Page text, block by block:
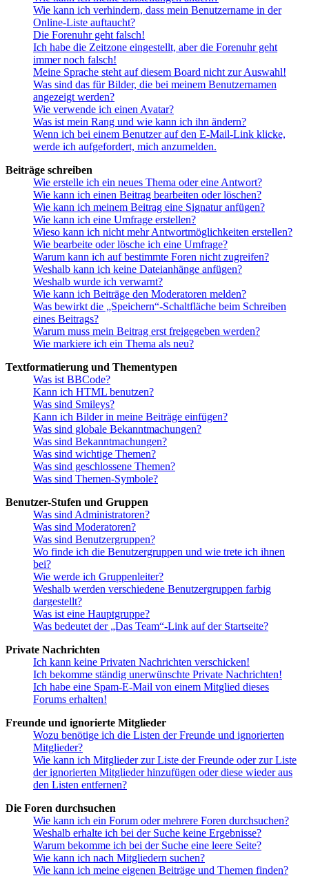
Wie kann ich verhindern, dass mein Benutzername in der
Online-Liste auftaucht?
Die Forenuhr geht falsch!
Ich habe die Zeitzone eingestellt, aber die Forenuhr geht
immer noch falsch!
Meine Sprache steht auf diesem Board nicht zur Auswahl!
Was sind das für Bilder, die bei meinem Benutzernamen
angezeigt werden?
Wie verwende ich einen Avatar?
Was ist mein Rang und wie kann ich ihn ändern?
Wenn ich bei einem Benutzer auf den E-Mail-Link klicke,
werde ich aufgefordert, mich anzumelden.
Beiträge schreiben
Wie erstelle ich ein neues Thema oder eine Antwort?
Wie kann ich einen Beitrag bearbeiten oder löschen?
Wie kann ich meinem Beitrag eine Signatur anfügen?
Wie kann ich eine Umfrage erstellen?
Wieso kann ich nicht mehr Antwortmöglichkeiten erstellen?
Wie bearbeite oder lösche ich eine Umfrage?
Warum kann ich auf bestimmte Foren nicht zugreifen?
Weshalb kann ich keine Dateianhänge anfügen?
Weshalb wurde ich verwarnt?
Wie kann ich Beiträge den Moderatoren melden?
Was bewirkt die „Speichern“-Schaltfläche beim Schreiben
eines Beitrags?
Warum muss mein Beitrag erst freigegeben werden?
Wie markiere ich ein Thema als neu?
Textformatierung und Thementypen
Was ist BBCode?
Kann ich HTML benutzen?
Was sind Smileys?
Kann ich Bilder in meine Beiträge einfügen?
Was sind globale Bekanntmachungen?
Was sind Bekanntmachungen?
Was sind wichtige Themen?
Was sind geschlossene Themen?
Was sind Themen-Symbole?
Benutzer-Stufen und Gruppen
Was sind Administratoren?
Was sind Moderatoren?
Was sind Benutzergruppen?
Wo finde ich die Benutzergruppen und wie trete ich ihnen
bei?
Wie werde ich Gruppenleiter?
Weshalb werden verschiedene Benutzergruppen farbig
dargestellt?
Was ist eine Hauptgruppe?
Was bedeutet der „Das Team“-Link auf der Startseite?
Private Nachrichten
Ich kann keine Privaten Nachrichten verschicken!
Ich bekomme ständig unerwünschte Private Nachrichten!
Ich habe eine Spam-E-Mail von einem Mitglied dieses
Forums erhalten!
Freunde und ignorierte Mitglieder
Wozu benötige ich die Listen der Freunde und ignorierten
Mitglieder?
Wie kann ich Mitglieder zur Liste der Freunde oder zur Liste
der ignorierten Mitglieder hinzufügen oder diese wieder aus
den Listen entfernen?
Die Foren durchsuchen
Wie kann ich ein Forum oder mehrere Foren durchsuchen?
Weshalb erhalte ich bei der Suche keine Ergebnisse?
Warum bekomme ich bei der Suche eine leere Seite?
Wie kann ich nach Mitgliedern suchen?
Wie kann ich meine eigenen Beiträge und Themen finden?